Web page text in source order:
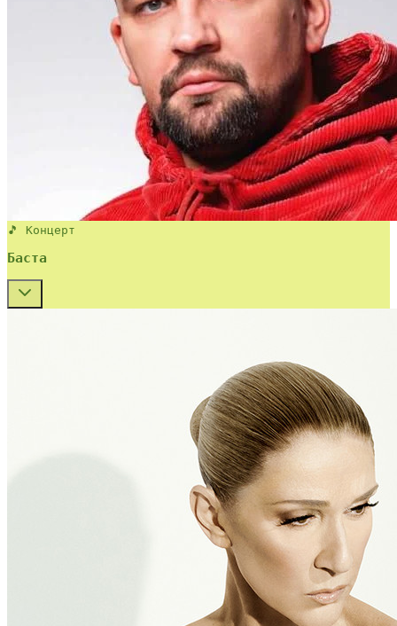
🎵 Концерт
Баста